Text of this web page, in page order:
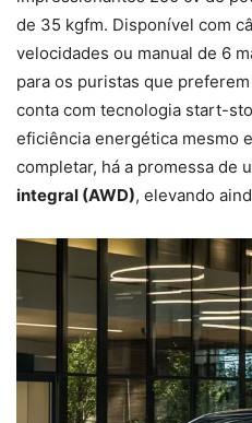
de 35 kgfm. Disponível com
velocidades ou manual de 6
para os puristas que
conta com tecnologia start-
eficiência energética mesmo
completar, há a promessa de
integral (AWD), elevando